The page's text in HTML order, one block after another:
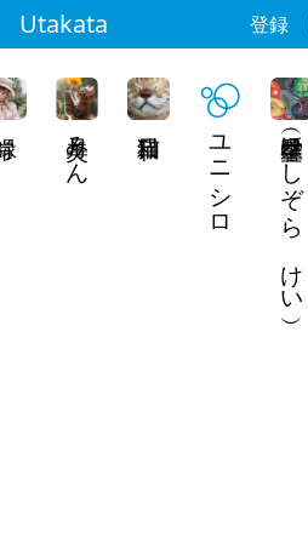
Utakata 登録
星空馨（ほしぞら けい）
ユニシロ
美月みん